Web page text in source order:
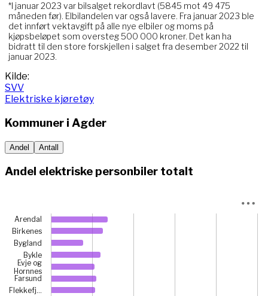
*I januar 2023 var bilsalget rekordlavt (5845 mot 49 475
måneden før). Elbilandelen var også lavere. Fra januar 2023 ble
det innført vektavgift på alle nye elbiler og moms på
kjøpsbeløpet som oversteg 500 000 kroner. Det kan ha
bidratt til den store forskjellen i salget fra desember 2022 til
januar 2023.
End of interactive chart.
Kilde:
SVV
Elektriske kjøretøy
Kommuner i Agder
Andel Antall
Andel elektriske personbiler totalt
Bar chart with 25 bars.
View as data table, Chart
The chart has 1 X axis displaying categories.
The chart has 1 Y axis displaying prosent. Data ranges
Arendal
Birkenes
Bygland
Bykle
Evje og
Hornnes
Farsund
Flekkefj…